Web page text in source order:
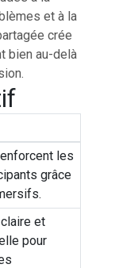
et à la
crée
bien au-delà
les
grâce
et
pour